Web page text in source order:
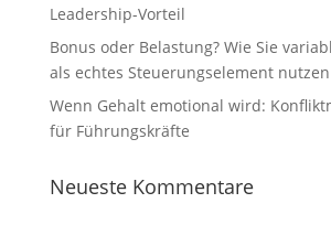
Leadership-Vorteil
Bonus oder Belastung? Wie Sie
als echtes Steuerungselement nutzen
Wenn Gehalt emotional wird:
für Führungskräfte
Neueste Kommentare